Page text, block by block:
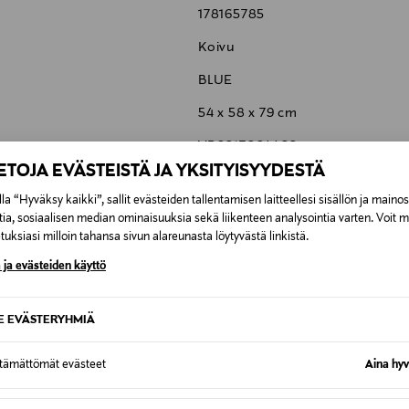
EVÄSTEISTÄ JA YKSITYISYYDESTÄ
“Hyväksy kaikki”, sallit evästeiden tallentamisen laitteellesi sisällön ja
sosiaalisen median ominaisuuksia sekä liikenteen analysointia varten. Voit
milloin tahansa sivun alareunasta löytyvästä linkistä.
ja evästeiden käyttö
EVÄSTERYHMIÄ
evästeet Aina
Spectrum-nahka on laadukasta pehmeää ja
178165785
Koivu
BLUE
54 x 58 x 79 cm
VP0017004460
Artek Oy
Mannerheimintie 12 B, 00100,
info@artek.fi